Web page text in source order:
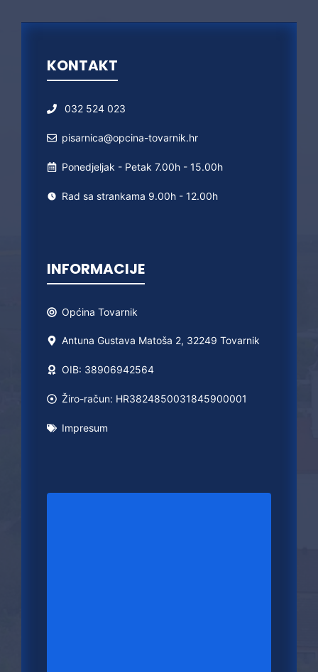
KONTAKT
032 524 023
pisarnica@opcina-tovarnik.hr
Ponedjeljak - Petak 7.00h - 15.00h
Rad sa strankama 9.00h - 12.00h
INFORMACIJE
Općina Tovarnik
Antuna Gustava Matoša 2, 32249 Tovarnik
OIB: 38906942564
Žiro-račun: HR3824850031845900001
Impresum